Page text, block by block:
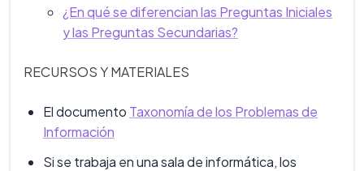
¿En qué se diferencian las Preguntas Iniciales
y las Preguntas Secundarias?
RECURSOS Y MATERIALES
El documento Taxonomía de los Problemas de
Información
Si se trabaja en una sala de informática, los